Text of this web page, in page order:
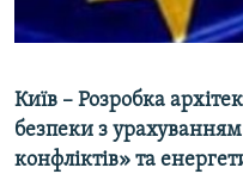
КРИМ РЕАЛІЇ
РУС
УКР
КТАТ
Київ – Розробка
безпеки з
конфліктів» та